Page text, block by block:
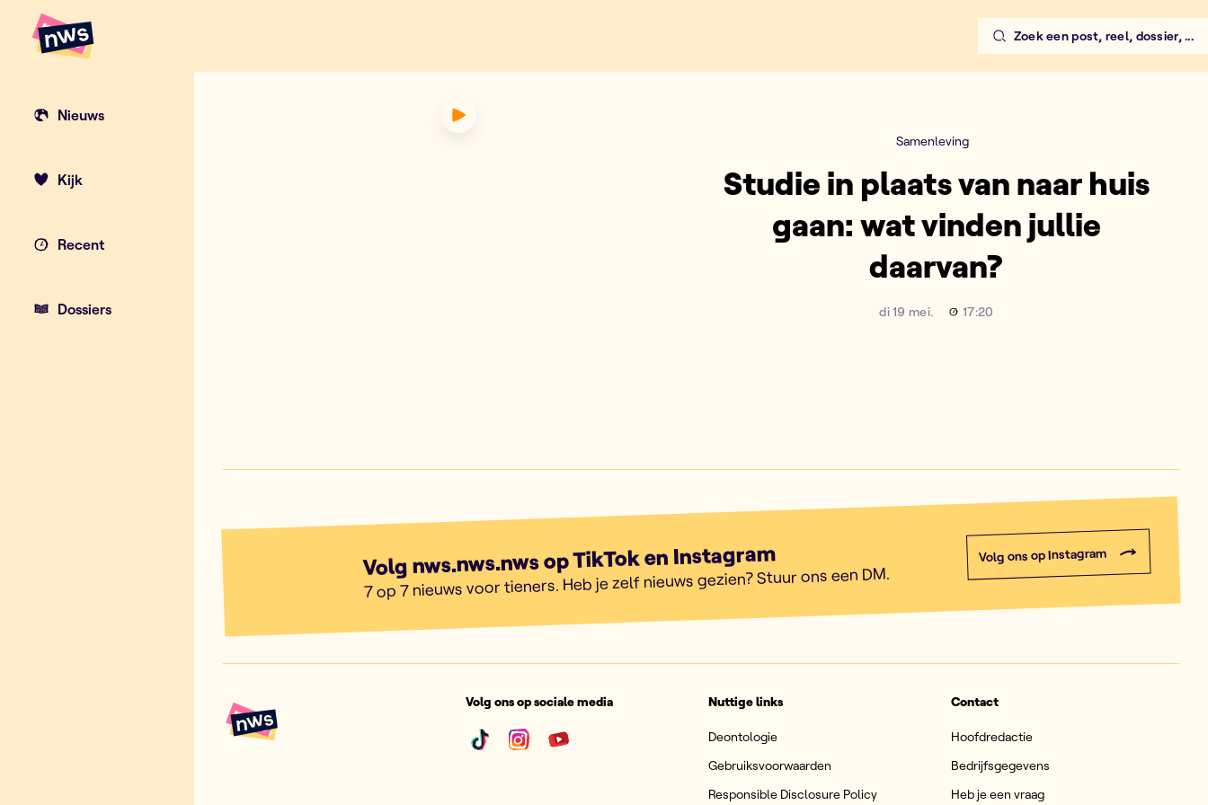
Zoek een post, reel, dossier, ...
Nieuws
Kijk
Recent
Dossiers
Studie in plaats van naar huis gaan: wat vinden jullie daarvan?
Samenleving
Studie in plaats van naar huis
gaan: wat vinden jullie
daarvan?
di 19 mei. 17:20
Volg nws.nws.nws op TikTok en Instagram
7 op 7 nieuws voor tieners. Heb je zelf nieuws gezien? Stuur ons een DM.
Volg ons op Instagram
Volg ons op sociale media Nuttige links
Deontologie
Gebruiksvoorwaarden
Responsible Disclosure Policy
Contact
Hoofdredactie
Bedrijfsgegevens
Heb je een vraag